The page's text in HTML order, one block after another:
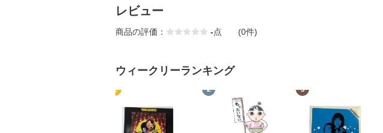
レビュー
商品の評価： -点 (0件)
ウィークリーランキング
1 2 3